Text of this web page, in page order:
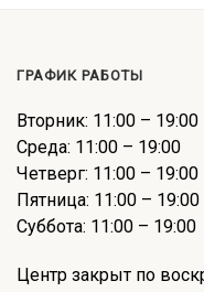
ГРАФИК РАБОТЫ
Вторник: 11:00 – 19:00
Среда: 11:00 – 19:00
Четверг: 11:00 – 19:00
Пятница: 11:00 – 19:00
Суббота: 11:00 – 19:00
Центр закрыт по